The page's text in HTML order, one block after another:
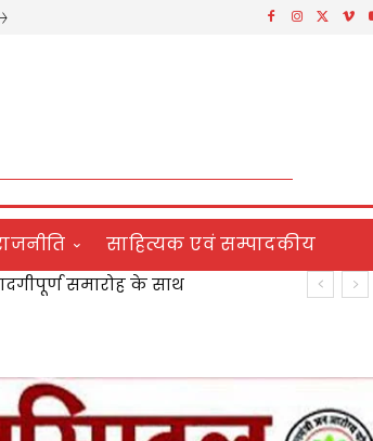
साहित्यक एवं सम्पादकीय
समारोह के साथ
कार्य